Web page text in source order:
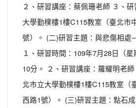
２、研習講座：蔡佩珊老師 ３、
大學勤樸樓1樓C115教室（臺北市
號）。 (二)研習主題：與悲傷相
１、研習時間：109年7月28日（
10分。 ２、研習講座：羅耀明老
北市立大學勤樸樓1樓C115教室（
西路1號）。 (三)研習主題：點石